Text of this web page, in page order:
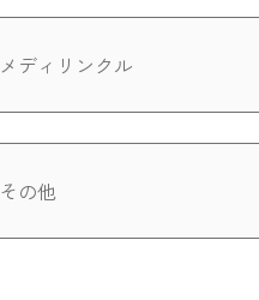
メディリンクル
その他